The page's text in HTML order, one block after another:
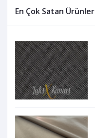
En Çok Satan Ürünler